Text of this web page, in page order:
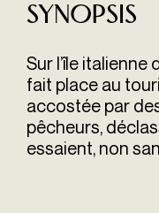
Synopsis
Sur l’île
fait place au
accostée par
pêcheurs,
essaient, non